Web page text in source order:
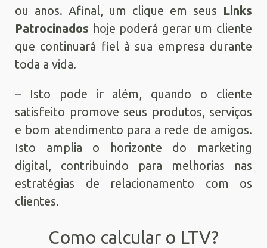
ou anos. Afinal, um clique em seus Links
Patrocinados hoje poderá gerar um cliente
que continuará fiel à sua empresa durante
toda a vida.
– Isto pode ir além, quando o cliente
satisfeito promove seus produtos, serviços
e bom atendimento para a rede de amigos.
Isto amplia o horizonte do marketing
digital, contribuindo para melhorias nas
estratégias de relacionamento com os
clientes.
Como calcular o LTV?